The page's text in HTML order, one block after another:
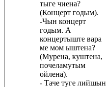
тыге чиена?
(Концерт годым).
-Чын концерт
годым. А
концертыште вара
ме мом ыштена?
(Мурена, куштена,
почеламутым
ойлена).
- Таче туге лийшын